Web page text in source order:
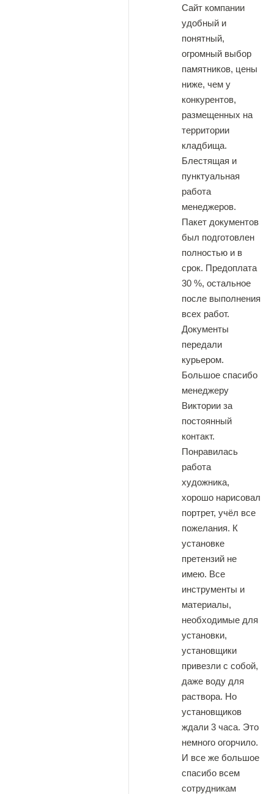
Сайт компании
удобный и
понятный,
огромный выбор
памятников, цены
ниже, чем у
конкурентов,
размещенных на
территории
кладбища.
Блестящая и
пунктуальная
работа
менеджеров.
Пакет документов
был подготовлен
полностью и в
срок. Предоплата
30 %, остальное
после выполнения
всех работ.
Документы
передали
курьером.
Большое спасибо
менеджеру
Виктории за
постоянный
контакт.
Понравилась
работа
художника,
хорошо нарисовал
портрет, учёл все
пожелания. К
установке
претензий не
имею. Все
инструменты и
материалы,
необходимые для
установки,
установщики
привезли с собой,
даже воду для
раствора. Но
установщиков
ждали 3 часа. Это
немного огорчило.
И все же большое
спасибо всем
сотрудникам